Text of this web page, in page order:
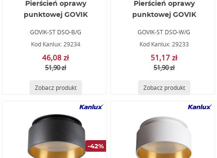
Pierścień oprawy
punktowej GOVIK
GOVIK-ST DSO-B/G
Kod Kanlux: 29234
46,08 zł
51,90 zł
Zobacz produkt
Pierścień oprawy
punktowej GOVIK
GOVIK-ST DSO-W/G
Kod Kanlux: 29233
51,17 zł
51,90 zł
Zobacz produkt
-42%